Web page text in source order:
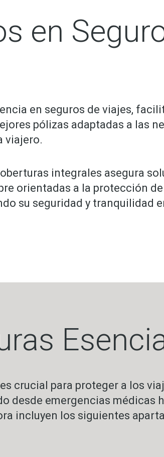
en
en seguros de viajes,
pólizas adaptadas a las
viajero.
integrales asegura
orientadas a la protección
su seguridad y tranquilidad
crucial para proteger a los
desde emergencias médicas
incluyen los siguientes